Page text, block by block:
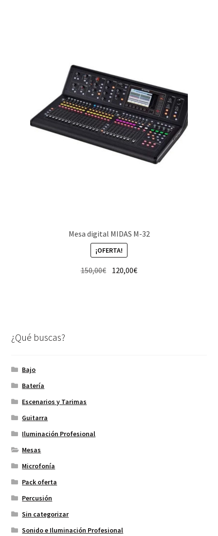
Mesa digital MIDAS M-32
¡OFERTA!
150,00€ El120,00€El
¿Qué buscas?
Bajo
Batería
Escenarios y Tarimas
Guitarra
Iluminación Profesional
Mesas
Microfonía
Pack oferta
Percusión
Sin categorizar
Sonido e Iluminación Profesional